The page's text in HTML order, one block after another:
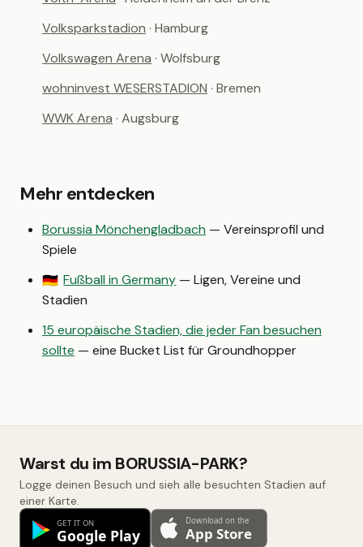
Volksparkstadion · Hamburg
Volkswagen Arena · Wolfsburg
wohninvest WESERSTADION · Bremen
WWK Arena · Augsburg
Mehr entdecken
Borussia Mönchengladbach — Vereinsprofil und
Spiele
🇩🇪 Fußball in Germany — Ligen, Vereine und
Stadien
15 europäische Stadien, die jeder Fan besuchen
sollte — eine Bucket List für Groundhopper
Warst du im BORUSSIA-PARK?
Logge deinen Besuch und sieh alle besuchten Stadien auf
einer Karte.